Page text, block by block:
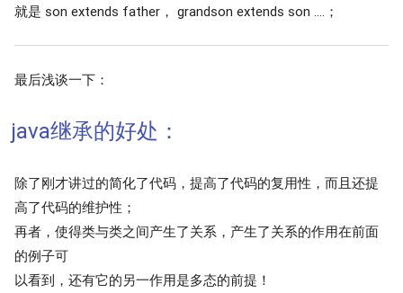
就是 son extends father， grandson extends son ….；
最后浅谈一下：
java继承的好处：
除了刚才讲过的简化了代码，提高了代码的复用性，而且还提
高了代码的维护性；
再者，使得类与类之间产生了关系，产生了关系的作用在前面
的例子可
以看到，还有它的另一作用是多态的前提！